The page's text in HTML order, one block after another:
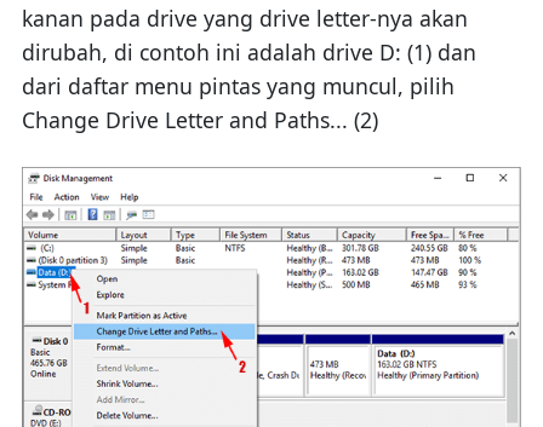
kanan pada drive yang drive letter-nya akan
dirubah, di contoh ini adalah drive D: (1) dan
dari daftar menu pintas yang muncul, pilih
Change Drive Letter and Paths... (2)